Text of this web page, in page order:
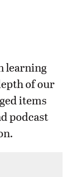
learning
of our
items
podcast